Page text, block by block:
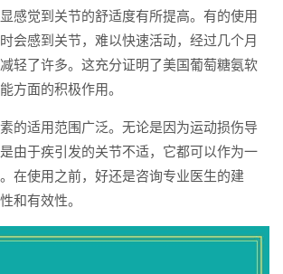
感觉到关节的舒适度有所提高。有的使用
会感到关节，难以快速活动，经过几个月
轻了许多。这充分证明了美国葡萄糖氨软
方面的积极作用。
的适用范围广泛。无论是因为运动损伤导
由于疾引发的关节不适，它都可以作为一
在使用之前，好还是咨询专业医生的建
和有效性。